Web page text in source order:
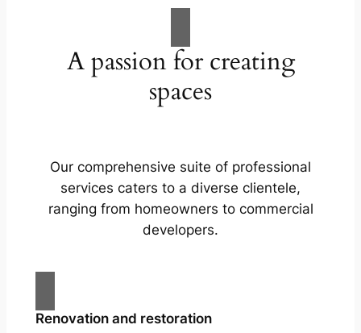
A passion for creating
spaces
Our comprehensive suite of professional
services caters to a diverse clientele,
ranging from homeowners to commercial
developers.
Renovation and restoration